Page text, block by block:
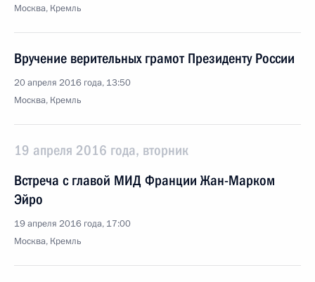
Москва, Кремль
Вручение верительных грамот Президенту России
20 апреля 2016 года, 13:50
Москва, Кремль
19 апреля 2016 года, вторник
Встреча с главой МИД Франции Жан-Марком
Эйро
19 апреля 2016 года, 17:00
Москва, Кремль